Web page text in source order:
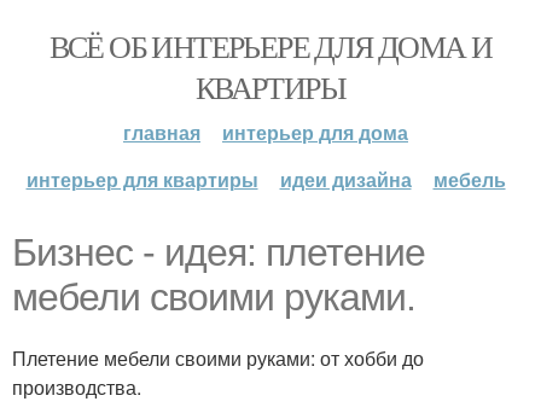
ВСЁ ОБ ИНТЕРЬЕРЕ ДЛЯ ДОМА И
КВАРТИРЫ
главная
интерьер для дома
интерьер для квартиры
идеи дизайна мебель
Бизнес - идея: плетение
мебели своими руками.
Плетение мебели своими руками: от хобби до
производства.